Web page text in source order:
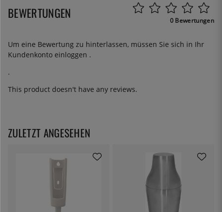
BEWERTUNGEN 0 Bewertungen
Um eine Bewertung zu hinterlassen, müssen Sie sich in Ihr
Kundenkonto einloggen .
.
This product doesn't have any reviews.
ZULETZT ANGESEHEN